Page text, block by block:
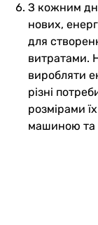
З кожним
нових,
для
витратами.
виробляти
різні
розмірами
машиною та